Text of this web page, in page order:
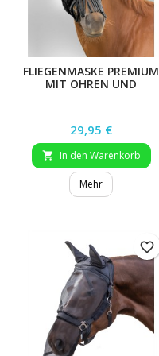
FLIEGENMASKE PREMIUM
MIT OHREN UND
Preis
29,95 €
 In den Warenkorb
Mehr
favorite_border